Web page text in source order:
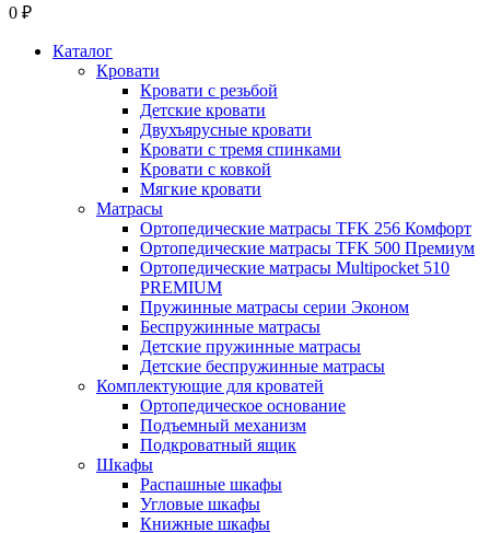
0 ₽
Каталог
Кровати
Кровати с резьбой
Детские кровати
Двухъярусные кровати
Кровати с тремя спинками
Кровати с ковкой
Мягкие кровати
Матрасы
Ортопедические матрасы TFK 256 Комфорт
Ортопедические матрасы TFK 500 Премиум
Ортопедические матрасы Multipocket 510
PREMIUM
Пружинные матрасы серии Эконом
Беспружинные матрасы
Детские пружинные матрасы
Детские беспружинные матрасы
Комплектующие для кроватей
Ортопедическое основание
Подъемный механизм
Подкроватный ящик
Шкафы
Распашные шкафы
Угловые шкафы
Книжные шкафы